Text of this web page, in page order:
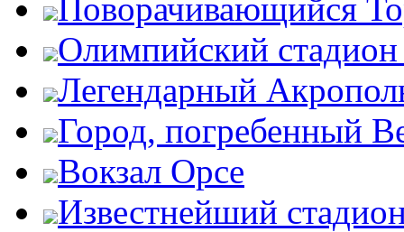
Поворачивающийся
Олимпийский
Легендарный
Город, погребенный
Вокзал Орсе
Известнейший